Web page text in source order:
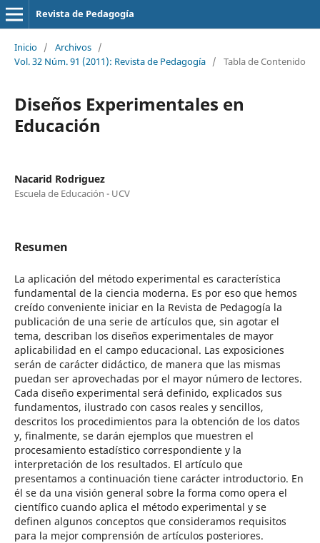
Revista de Pedagogía
Inicio / Archivos /
Vol. 32 Núm. 91 (2011): Revista de Pedagogía / Tabla de Contenido
Diseños Experimentales en
Educación
Nacarid Rodriguez
Escuela de Educación - UCV
Resumen
La aplicación del método experimental es característica
fundamental de la ciencia moderna. Es por eso que hemos
creído conveniente iniciar en la Revista de Pedagogía la
publicación de una serie de artículos que, sin agotar el
tema, describan los diseños experimentales de mayor
aplicabilidad en el campo educacional. Las exposiciones
serán de carácter didáctico, de manera que las mismas
puedan ser aprovechadas por el mayor número de lectores.
Cada diseño experimental será definido, explicados sus
fundamentos, ilustrado con casos reales y sencillos,
descritos los procedimientos para la obtención de los datos
y, finalmente, se darán ejemplos que muestren el
procesamiento estadístico correspondiente y la
interpretación de los resultados. El artículo que
presentamos a continuación tiene carácter introductorio. En
él se da una visión general sobre la forma como opera el
científico cuando aplica el método experimental y se
definen algunos conceptos que consideramos requisitos
para la mejor comprensión de artículos posteriores.